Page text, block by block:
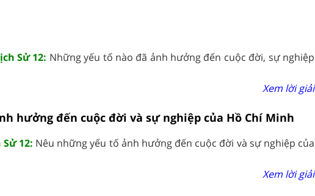
Sử 12: Những yếu tố nào đã ảnh hưởng đến cuộc đời, sự nghiệp
Xem lời giải
hưởng đến cuộc đời và sự nghiệp của Hồ Chí Minh
12: Nêu những yếu tố ảnh hưởng đến cuộc đời và sự nghiệp của
Xem lời giải